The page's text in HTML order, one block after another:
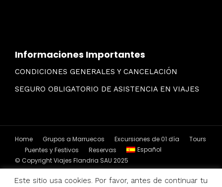
Informaciones Importantes
CONDICIONES GENERALES Y CANCELACIÓN
SEGURO OBLIGATORIO DE ASISTENCIA EN VIAJES
Home Grupos a Marruecos Excursiones de 01 día
Tours
Puentes y Festivos
Reservas
Español
© Copyright Viajes Flandria SAU 2025
Este sitio usa cookies. Por favor, antes de continuar tu